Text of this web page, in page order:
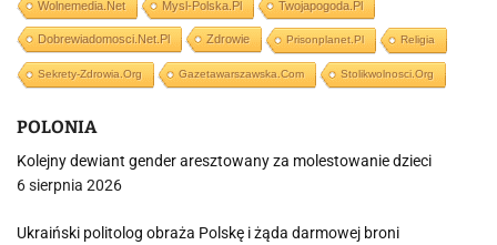
Wolnemedia.net Mysl-Polska.pl Twojapogoda.pl
Dobrewiadomosci.net.pl Zdrowie Prisonplanet.pl Religia
Sekrety-Zdrowia.org Gazetawarszawska.com Stolikwolnosci.org
POLONIA
Kolejny dewiant gender aresztowany za molestowanie dzieci
6 sierpnia 2026
Ukraiński politolog obraża Polskę i żąda darmowej broni